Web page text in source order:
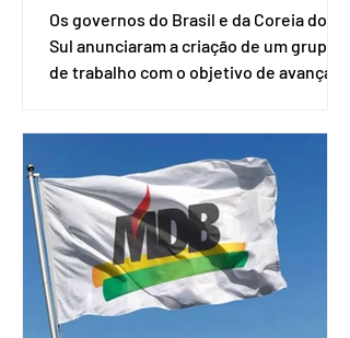
Os governos do Brasil e da Coreia do
Sul anunciaram a criação de um grupo
de trabalho com o objetivo de avançar
Uruguai, além de outros países
associados. “Decidimos criar um grupo
de trabalho que vai identificar
sensibilidades dos dois lados e evitar
que elas sejam um empecilho para a
retomada das negociações de um